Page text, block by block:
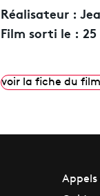
Réalisateur :
Film sorti le :
voir la fiche du film
Appels